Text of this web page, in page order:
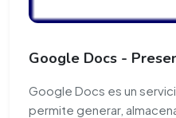
Google Docs -
Google Docs es un
permite generar,